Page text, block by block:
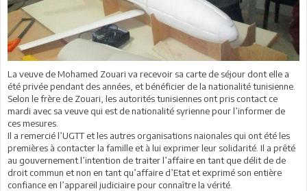
La veuve de Mohamed Zouari va recevoir sa carte de séjour dont elle a
été privée pendant des années, et bénéficier de la nationalité tunisienne.
Selon le frère de Zouari, les autorités tunisiennes ont pris contact ce
mardi avec sa veuve qui est de nationalité syrienne pour l’informer de
ces mesures.
Il a remercié l’UGTT et les autres organisations naionales qui ont été les
premières à contacter la famille et à lui exprimer leur solidarité. Il a prêté
au gouvernement l’intention de traiter l’affaire en tant que délit de de
droit commun et non en tant qu’affaire d’Etat et exprimé son entière
confiance en l’appareil judiciaire pour connaître la vérité.